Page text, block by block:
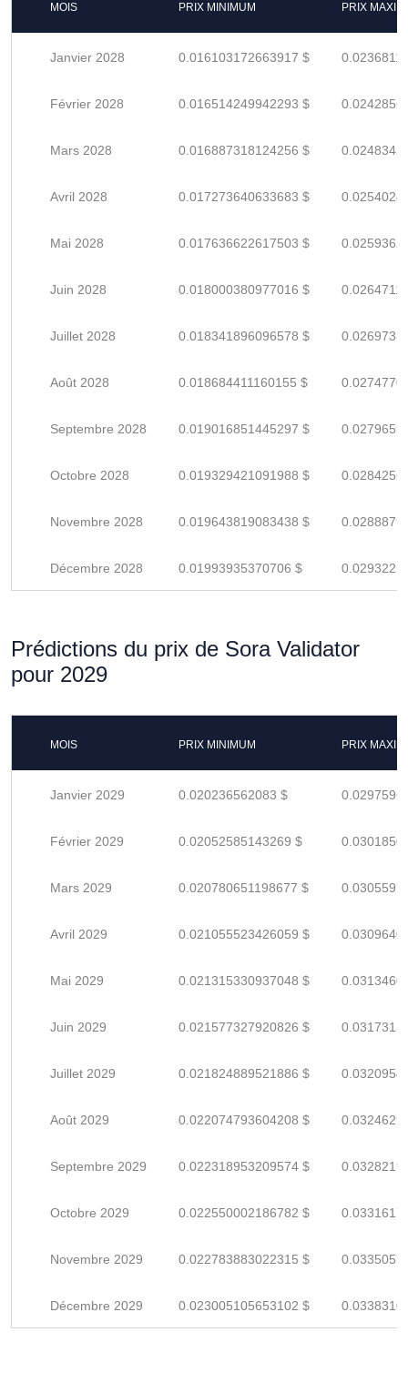
MOIS PRIX MINIMUM PRIX
Janvier 2028 0.016103172663917 $
Février 2028 0.016514249942293 $
Mars 2028 0.016887318124256 $
Avril 2028 0.017273640633683 $
Mai 2028 0.017636622617503 $
Juin 2028 0.018000380977016 $
Juillet 2028 0.018341896096578 $
Août 2028 0.018684411160155 $
Septembre 2028 0.019016851445297 $
Octobre 2028 0.019329421091988 $
Novembre 2028 0.019643819083438 $
Décembre 2028 0.01993935370706 $
Prédictions du prix de Sora Validator
pour 2029
MOIS PRIX MINIMUM PRIX
Janvier 2029 0.020236562083 $
Février 2029 0.02052585143269 $
Mars 2029 0.020780651198677 $
Avril 2029 0.021055523426059 $
Mai 2029 0.021315330937048 $
Juin 2029 0.021577327920826 $
Juillet 2029 0.021824889521886 $
Août 2029 0.022074793604208 $
Septembre 2029 0.022318953209574 $
Octobre 2029 0.022550002186782 $
Novembre 2029 0.022783883022315 $
Décembre 2029 0.023005105653102 $